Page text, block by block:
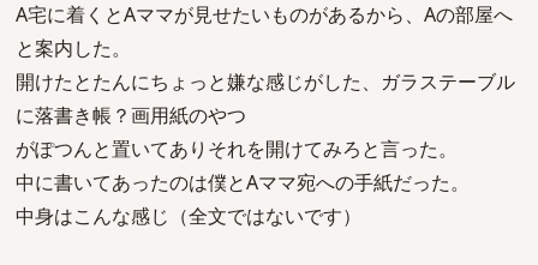
A宅に着くとAママが見せたいものがあるから、Aの部屋へ
と案内した。
開けたとたんにちょっと嫌な感じがした、ガラステーブル
に落書き帳？画用紙のやつ
がぽつんと置いてありそれを開けてみろと言った。
中に書いてあったのは僕とAママ宛への手紙だった。
中身はこんな感じ（全文ではないです）